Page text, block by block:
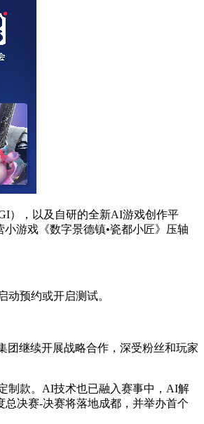
），以及自研的全新AI游戏创作平
游戏《数字景德镇•瓷都小匠》压轴
预约或开启测试。
团继续开展战略合作，深受粉丝和玩家
制款。AI技术也已融入赛事中，AI解
决赛-决赛将落地成都，并举办首个